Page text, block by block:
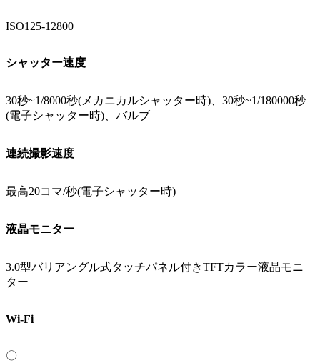
ISO125-12800
シャッター速度
30秒~1/8000秒(メカニカルシャッター時)、30秒~1/180000秒
(電子シャッター時)、バルブ
連続撮影速度
最高20コマ/秒(電子シャッター時)
液晶モニター
3.0型バリアングル式タッチパネル付きTFTカラー液晶モニ
ター
Wi-Fi
〇